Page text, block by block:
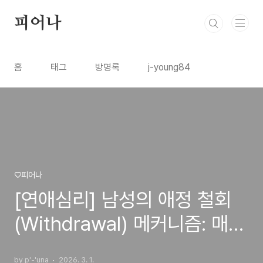
피어나
홈 태그 방명록 j-young84
♡피어나
[연애심리] 남성의 애정 철회
(Withdrawal) 메커니즘: 매력
by p'-'una 2026. 3. 1.